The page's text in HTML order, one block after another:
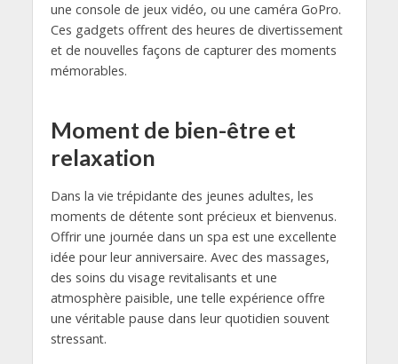
une console de jeux vidéo, ou une caméra GoPro.
Ces gadgets offrent des heures de divertissement
et de nouvelles façons de capturer des moments
mémorables.
Moment de bien-être et
relaxation
Dans la vie trépidante des jeunes adultes, les
moments de détente sont précieux et bienvenus.
Offrir une journée dans un spa est une excellente
idée pour leur anniversaire. Avec des massages,
des soins du visage revitalisants et une
atmosphère paisible, une telle expérience offre
une véritable pause dans leur quotidien souvent
stressant.